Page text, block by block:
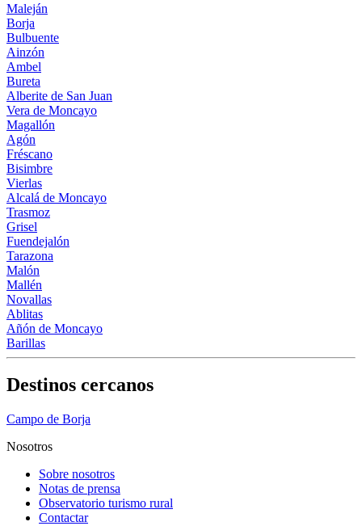
Maleján
Borja
Bulbuente
Ainzón
Ambel
Bureta
Alberite de San Juan
Vera de Moncayo
Magallón
Agón
Fréscano
Bisimbre
Vierlas
Alcalá de Moncayo
Trasmoz
Grisel
Fuendejalón
Tarazona
Malón
Mallén
Novallas
Ablitas
Añón de Moncayo
Barillas
Destinos cercanos
Campo de Borja
Nosotros
Sobre nosotros
Notas de prensa
Observatorio turismo rural
Contactar